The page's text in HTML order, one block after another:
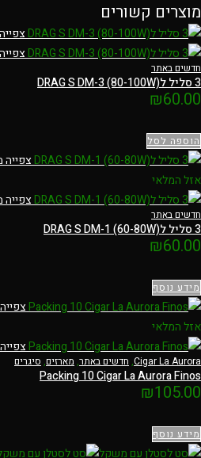
מוצרים קשורים
חדשים באתר
3 סליל לDRAG S DM-3 (80-100W)
₪60.00
הוספה לסל
צפייה
אזל המלאי
צפייה
חדשים באתר
3 סליל לDRAG S DM-1 (60-80W)
₪60.00
מידע נוסף
אזל המלאי
Cigar La Aurora
, חדשים באתר, מארזים, סיגרים
Packing 10 Cigar La Aurora Finos
₪105.00
מידע נוסף